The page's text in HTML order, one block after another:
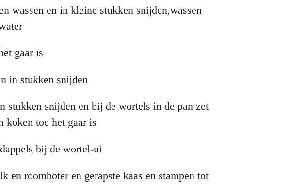
wassen en in kleine stukken snijden,wassen
gaar is
in stukken snijden
stukken snijden en bij de wortels in de pan zet
koken toe het gaar is
bij de wortel-ui
en roomboter en gerapste kaas en stampen tot